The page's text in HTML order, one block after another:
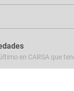
en CARSA que